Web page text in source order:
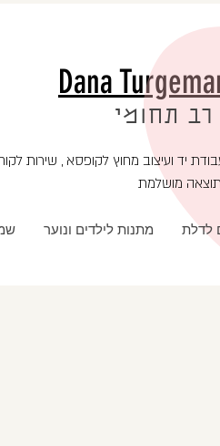
Dana
רב תחומי
מתנות לילדים ונוער לדלת